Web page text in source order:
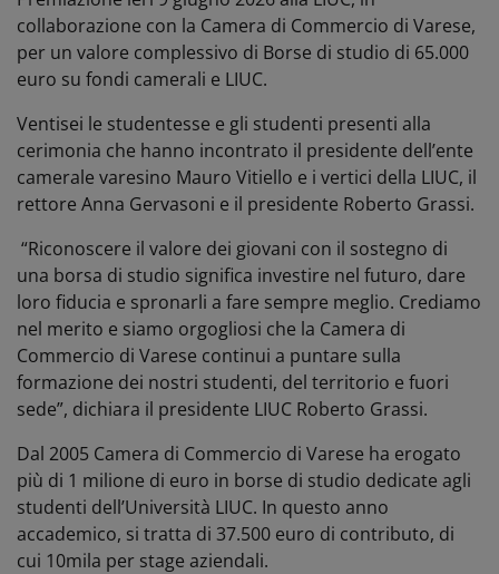
collaborazione con la Camera di Commercio di Varese,
per un valore complessivo di Borse di studio di 65.000
euro su fondi camerali e LIUC.
Ventisei le studentesse e gli studenti presenti alla
cerimonia che hanno incontrato il presidente dell’ente
camerale varesino Mauro Vitiello e i vertici della LIUC, il
rettore Anna Gervasoni e il presidente Roberto Grassi.
“Riconoscere il valore dei giovani con il sostegno di
una borsa di studio significa investire nel futuro, dare
loro fiducia e spronarli a fare sempre meglio. Crediamo
nel merito e siamo orgogliosi che la Camera di
Commercio di Varese continui a puntare sulla
formazione dei nostri studenti, del territorio e fuori
sede”, dichiara il presidente LIUC Roberto Grassi.
Dal 2005 Camera di Commercio di Varese ha erogato
più di 1 milione di euro in borse di studio dedicate agli
studenti dell’Università LIUC. In questo anno
accademico, si tratta di 37.500 euro di contributo, di
cui 10mila per stage aziendali.